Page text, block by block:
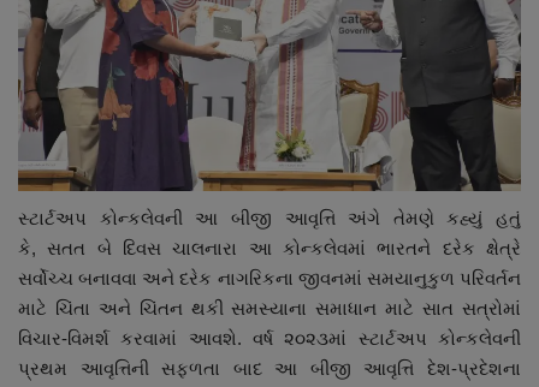
સ્ટાર્ટઅપ કોન્કલેવની આ બીજી આવૃત્તિ અંગે તેમણે કહ્યું હતું
કે, સતત બે દિવસ ચાલનારા આ કોન્કલેવમાં ભારતને દરેક ક્ષેત્રે
સર્વોચ્ચ બનાવવા અને દરેક નાગરિકના જીવનમાં સમયાનુકુળ પરિવર્તન
માટે ચિંતા અને ચિંતન થકી સમસ્યાના સમાધાન માટે સાત સત્રોમાં
વિચાર-વિમર્શ કરવામાં આવશે. વર્ષ ૨૦૨૩માં સ્ટાર્ટઅપ કોન્કલેવની
પ્રથમ આવૃત્તિની સફળતા બાદ આ બીજી આવૃત્તિ દેશ-પ્રદેશના